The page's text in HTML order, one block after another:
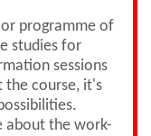
programme of
studies for
sessions
the course, it's
about the work-